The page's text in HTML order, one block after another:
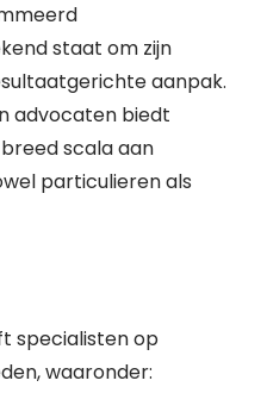
staat om zijn
aanpak.
advocaten biedt
scala aan
particulieren als
specialisten op
waaronder: